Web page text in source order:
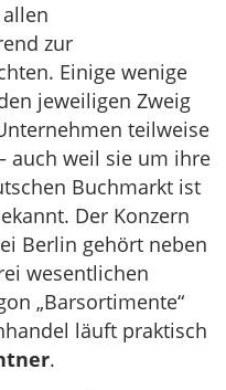
zur
Einige wenige
jeweiligen Zweig
teilweise
auch weil sie um ihre
Buchmarkt ist
Der Konzern
Berlin gehört neben
wesentlichen
„Barsortimente“
läuft praktisch
.